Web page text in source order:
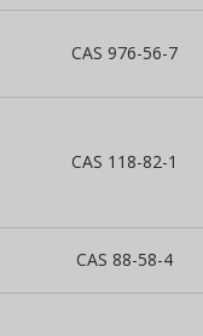
CAS 976-56-7
CAS 118-82-1
CAS 88-58-4